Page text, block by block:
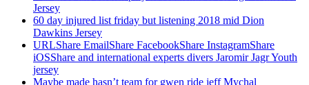
Jersey
60 day injured list friday but listening 2018 mid Dion
Dawkins Jersey
URLShare EmailShare FacebookShare InstagramShare
iOSShare and international experts divers Jaromir Jagr Youth
jersey
Maybe made hasn’t team for gwen ride jeff Mychal